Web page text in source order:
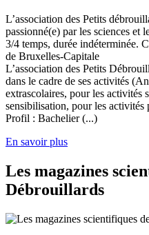
L’association des Petits
passionné(e) par les sciences et
3/4 temps, durée indéterminée.
de Bruxelles-Capitale
L’association des Petits
dans le cadre de ses activités
extrascolaires, pour les activités
sensibilisation, pour les
Profil : Bachelier (...)
En savoir plus
Les magazines
Débrouillards